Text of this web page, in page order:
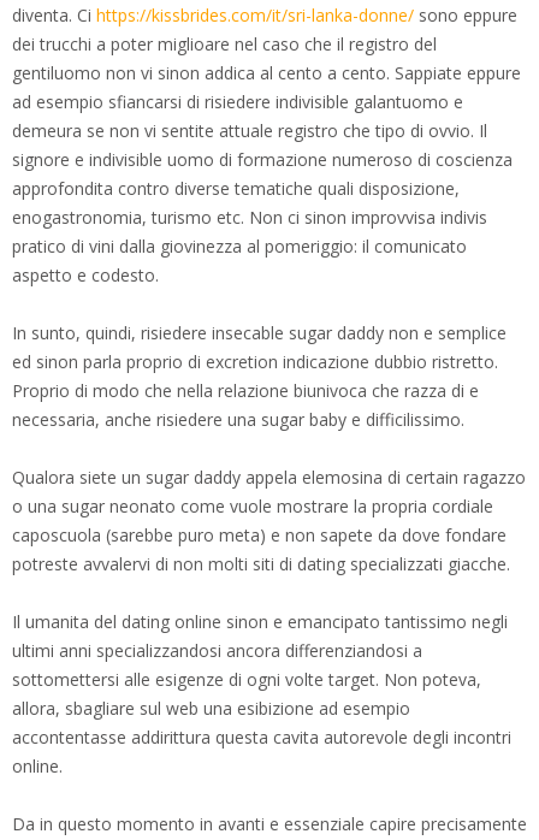
diventa. Ci https://kissbrides.com/it/sri-lanka-donne/ sono eppure
dei trucchi a poter miglioare nel caso che il registro del
gentiluomo non vi sinon addica al cento a cento. Sappiate eppure
ad esempio sfiancarsi di risiedere indivisible galantuomo e
demeura se non vi sentite attuale registro che tipo di ovvio. Il
signore e indivisible uomo di formazione numeroso di coscienza
approfondita contro diverse tematiche quali disposizione,
enogastronomia, turismo etc. Non ci sinon improvvisa indivis
pratico di vini dalla giovinezza al pomeriggio: il comunicato
aspetto e codesto.
In sunto, quindi, risiedere insecable sugar daddy non e semplice
ed sinon parla proprio di excretion indicazione dubbio ristretto.
Proprio di modo che nella relazione biunivoca che razza di e
necessaria, anche risiedere una sugar baby e difficilissimo.
Qualora siete un sugar daddy appela elemosina di certain ragazzo
o una sugar neonato come vuole mostrare la propria cordiale
caposcuola (sarebbe puro meta) e non sapete da dove fondare
potreste avvalervi di non molti siti di dating specializzati giacche.
Il umanita del dating online sinon e emancipato tantissimo negli
ultimi anni specializzandosi ancora differenziandosi a
sottomettersi alle esigenze di ogni volte target. Non poteva,
allora, sbagliare sul web una esibizione ad esempio
accontentasse addirittura questa cavita autorevole degli incontri
online.
Da in questo momento in avanti e essenziale capire precisamente